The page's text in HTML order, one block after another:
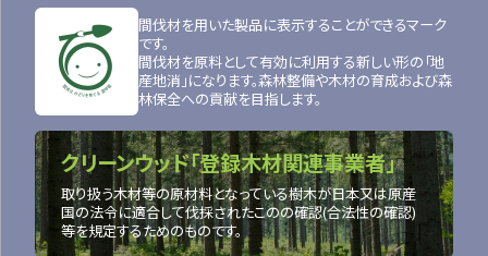
間伐材を用いた製品に表示することができるマーク
です。
間伐材を原料として有効に利用する新しい形の「地
産地消」になります。森林整備や木材の育成および森
林保全への貢献を目指します。
クリーンウッド「登録木材関連事業者」
取り扱う木材等の原材料となっている樹木が日本又は原産
国の法令に適合して伐採されたこのの確認(合法性の確認)
等を規定するためのものです。